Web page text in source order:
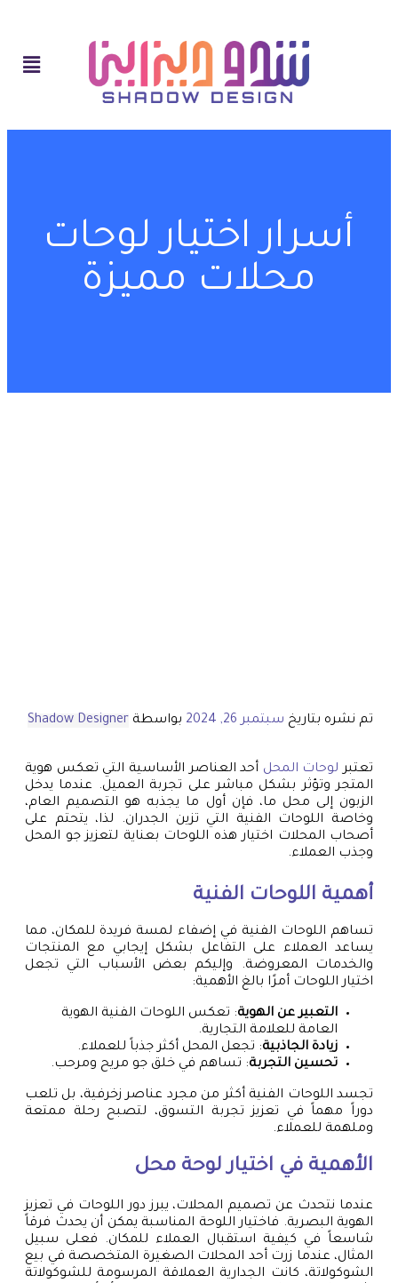
أسرار اختيار لوحات
محلات مميزة
تم نشره بتاريخ سبتمبر 26, 2024 بواسطة Shadow Designer
تعتبر لوحات المحل أحد العناصر الأساسية التي تعكس هوية
المتجر وتؤثر بشكل مباشر على تجربة العميل. عندما يدخل
الزبون إلى محل ما، فإن أول ما يجذبه هو التصميم العام،
وخاصة اللوحات الفنية التي تزين الجدران. لذا، يتحتم على
أصحاب المحلات اختيار هذه اللوحات بعناية لتعزيز جو المحل
وجذب العملاء.
أهمية اللوحات الفنية
تساهم اللوحات الفنية في إضفاء لمسة فريدة للمكان، مما
يساعد العملاء على التفاعل بشكل إيجابي مع المنتجات
والخدمات المعروضة. وإليكم بعض الأسباب التي تجعل
اختيار اللوحات أمرًا بالغ الأهمية:
التعبير عن الهوية: تعكس اللوحات الفنية الهوية
العامة للعلامة التجارية.
زيادة الجاذبية: تجعل المحل أكثر جذباً للعملاء.
تحسين التجربة: تساهم في خلق جو مريح ومرحب.
تجسد اللوحات الفنية أكثر من مجرد عناصر زخرفية، بل تلعب
دوراً مهماً في تعزيز تجربة التسوق، لتصبح رحلة ممتعة
وملهمة للعملاء.
الأهمية في اختيار لوحة محل
عندما نتحدث عن تصميم المحلات، يبرز دور اللوحات في تعزيز
الهوية البصرية. فاختيار اللوحة المناسبة يمكن أن يحدث فرقاً
شاسعاً في كيفية استقبال العملاء للمكان. فعلى سبيل
المثال، عندما زرت أحد المحلات الصغيرة المتخصصة في بيع
الشوكولاتة، كانت الجدارية العملاقة المرسومة للشوكولاتة